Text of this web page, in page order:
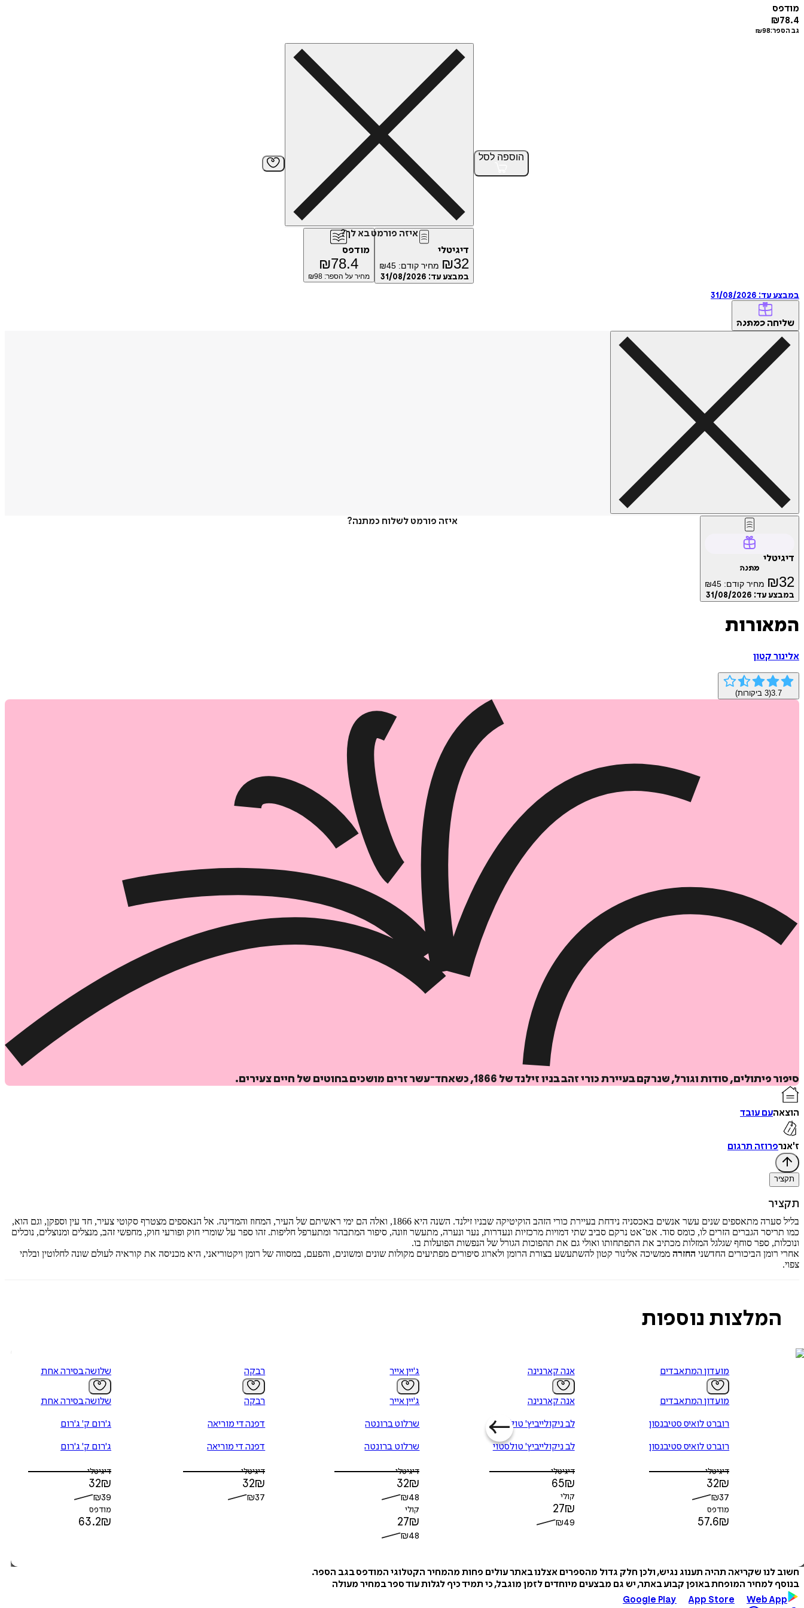
מודפס
₪78.4
גב הספר: ₪98
הוספה לסל
איזה פורמט בא לך?
דיגיטלי
₪32 מחיר קודם: ₪45
במבצע עד: 31/08/2026
מודפס
₪78.4
מחיר על הספר: ₪98
במבצע עד: 31/08/2026
שליחה כמתנה
איזה פורמט לשלוח כמתנה?
דיגיטלי
מתנה
₪32 מחיר קודם: ₪45
במבצע עד: 31/08/2026
₪32 מחיר קודם: ₪45
₪78.4
המאורות
אלינור קטון
3.7
(
3 ביקורות)
סיפור פיתולים, סודות וגורל, שנרקם בעיירת כורי זהב בניו זילנד של 1866, כשאחד־עשר זרים מושכים בחוטים של חיים צעירים.
הוצאהעם עובד
ז'אנרפרוזה תרגום
תקציר
תקציר
בליל סערה מתאספים שנים עשר אנשים באכסניה נידחת בעיירת כורי הזהב הוקיטיקה שבניו זילנד. השנה היא 1866, ואלה הם ימי ראשיתם של העיר, המחוז והמדינה. אל הנאספים מצטרף סקוטי צעיר, חד עין וספקן, וגם הוא,
כמו תריסר הגברים הזרים לו, כומס סוד. אט־אט נרקם סביב שתי דמויות מרכזיות ונעדרות, נער ונערה, מתעשר וזונה, סיפור המתבהר ומתערפל חליפות. זהו ספר על שומרי חוק ופורעי חוק, מחפשי זהב, מנצלים ומנוצלים, נוכלים
ונוכלות, ספר סוחף שגלגל המזלות מכתיב את התפתחותו ואולי גם את תהפוכות הגורל של הנפשות הפועלות בו.
אחרי רומן הביכורים החדשני החזרה ממשיכה אלינור קטון להשתעשע בצורת הרומן ולארוג סיפורים מפתיעים מקולות שונים ומשונים, והפעם, במסווה של רומן ויקטוריאני, היא מכניסה את קוראיה לעולם שונה לחלוטין ובלתי
צפוי.
המלצות נוספות
מועדון המתאבדים
מועדון המתאבדים
רוברט לואיס סטיבנסון
רוברט לואיס סטיבנסון
דיגיטלי
32₪
₪37
מודפס
57.6₪
אנה קארנינה
אנה קארנינה
לב ניקולייביץ' טולסטוי
לב ניקולייביץ' טולסטוי
דיגיטלי
65₪
קולי
27₪
₪49
ג'יין אייר
ג'יין אייר
שרלוט ברונטה
שרלוט ברונטה
דיגיטלי
32₪
₪48
קולי
27₪
₪48
רבקה
רבקה
דפנה די מוריאה
דפנה די מוריאה
דיגיטלי
32₪
₪37
שלושה בסירה אחת
שלושה בסירה אחת
ג'רום ק' ג'רום
ג'רום ק' ג'רום
דיגיטלי
32₪
₪39
מודפס
63.2₪
חשוב לנו שקריאה תהיה תענוג נגיש, ולכן חלק גדול מהספרים אצלנו באתר עולים פחות מהמחיר הקטלוגי המודפס בגב הספר.
בנוסף למחיר המופחת באופן קבוע באתר, יש גם מבצעים מיוחדים לזמן מוגבל, כי תמיד כיף לגלות עוד ספר במחיר מעולה
Google Play
App Store Web App